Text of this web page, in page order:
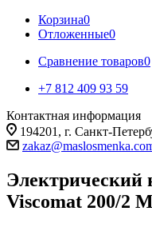
Корзина0
Отложенные0
Сравнение товаров0
+7 812 409 93 59
Контактная информация
194201, г. Санкт-
Электрический
Viscomat 200/2 M